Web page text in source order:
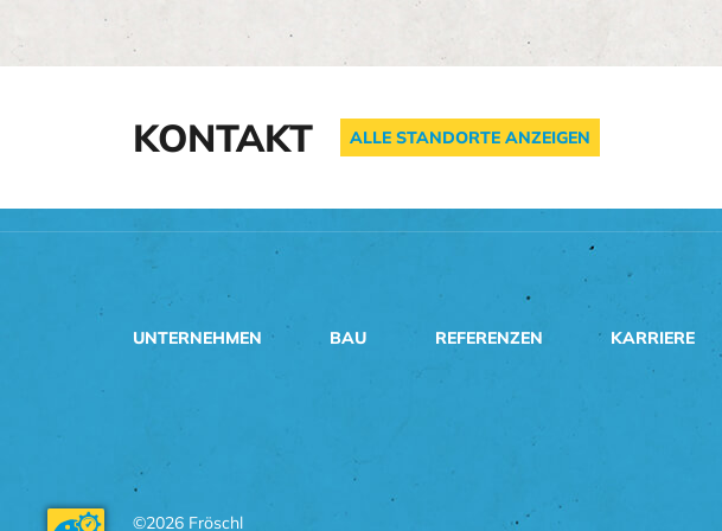
KONTAKT ALLE STANDORTE ANZEIGEN
UNTERNEHMEN BAU REFERENZEN KARRIERE
©2026 Fröschl